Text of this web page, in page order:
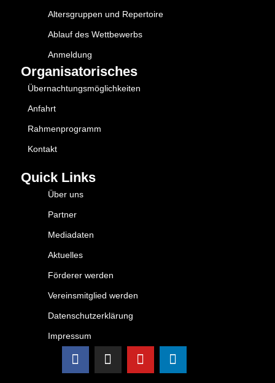
Altersgruppen und Repertoire
Ablauf des Wettbewerbs
Anmeldung
Organisatorisches
Übernachtungsmöglichkeiten
Anfahrt
Rahmenprogramm
Kontakt
Quick Links
Über uns
Partner
Mediadaten
Aktuelles
Förderer werden
Vereinsmitglied werden
Datenschutzerklärung
Impressum